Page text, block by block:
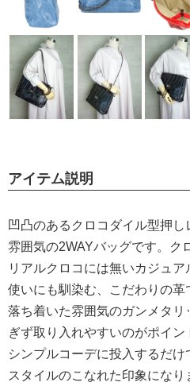
アイテム説明
凹凸のあるクロコダイル型押
雰囲気の2WAYバッグです。ク
リアルクロコには無いカジュ
使いにも馴染む、こだわりの
落ち着いた雰囲気のガンメタ
ぎず取り入れやすいのがポイ
シンプルコーデに投入するだ
スタイルのこなれた印象にな